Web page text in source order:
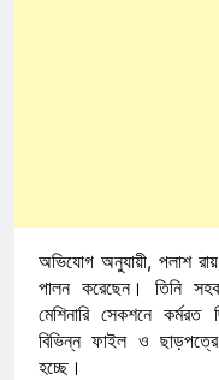
অভিযোগ অনুযায়ী, পলাশ
পালন করেছেন। তিনি
মেশিনারি সেকশনে কর্মরত
বিভিন্ন ফাইল ও
হচ্ছে।